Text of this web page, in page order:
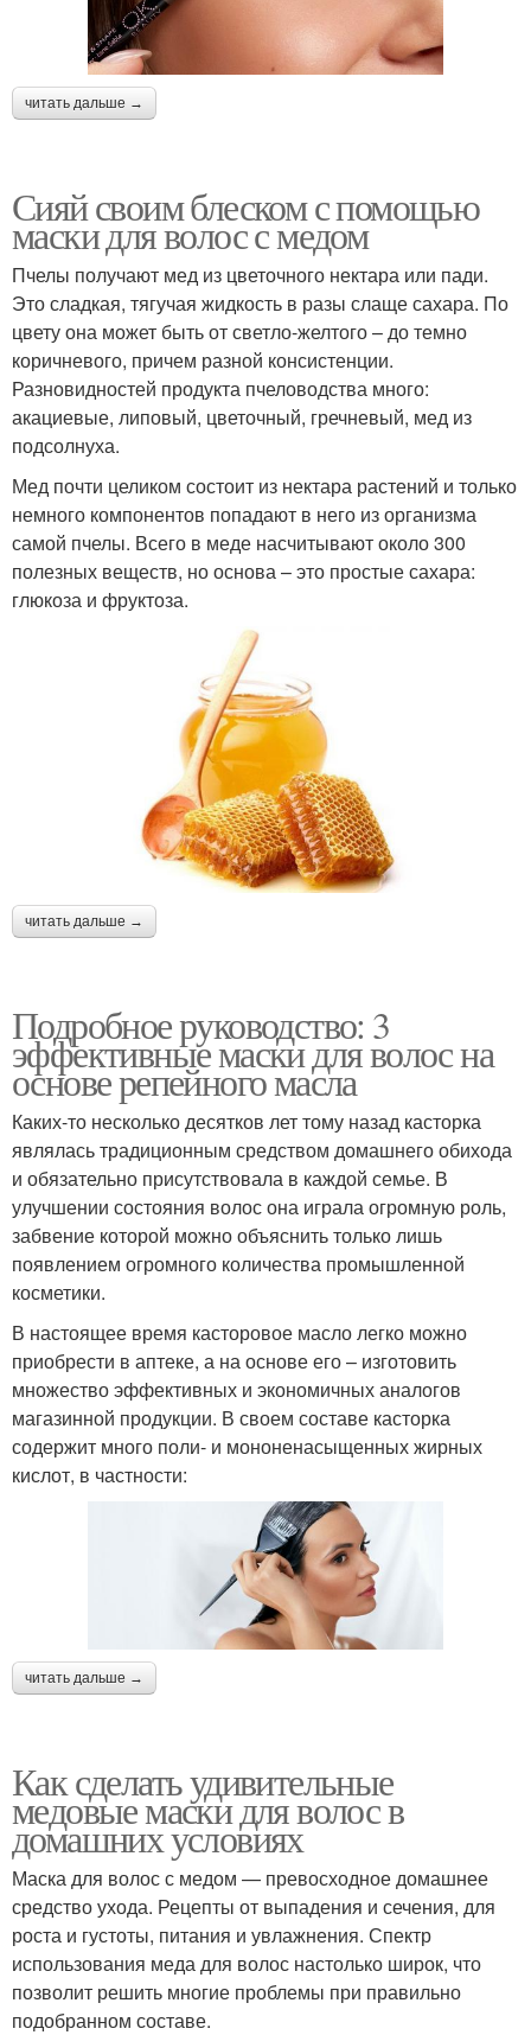
читать дальше →
Сияй своим блеском с помощью
маски для волос с медом
Пчелы получают мед из цветочного нектара или пади.
Это сладкая, тягучая жидкость в разы слаще сахара. По
цвету она может быть от светло-желтого – до темно
коричневого, причем разной консистенции.
Разновидностей продукта пчеловодства много:
акациевые, липовый, цветочный, гречневый, мед из
подсолнуха.
Мед почти целиком состоит из нектара растений и только
немного компонентов попадают в него из организма
самой пчелы. Всего в меде насчитывают около 300
полезных веществ, но основа – это простые сахара:
глюкоза и фруктоза.
читать дальше →
Подробное руководство: 3
эффективные маски для волос на
основе репейного масла
Каких-то несколько десятков лет тому назад касторка
являлась традиционным средством домашнего обихода
и обязательно присутствовала в каждой семье. В
улучшении состояния волос она играла огромную роль,
забвение которой можно объяснить только лишь
появлением огромного количества промышленной
косметики.
В настоящее время касторовое масло легко можно
приобрести в аптеке, а на основе его – изготовить
множество эффективных и экономичных аналогов
магазинной продукции. В своем составе касторка
содержит много поли- и мононенасыщенных жирных
кислот, в частности:
читать дальше →
Как сделать удивительные
медовые маски для волос в
домашних условиях
Маска для волос с медом — превосходное домашнее
средство ухода. Рецепты от выпадения и сечения, для
роста и густоты, питания и увлажнения. Спектр
использования меда для волос настолько широк, что
позволит решить многие проблемы при правильно
подобранном составе.